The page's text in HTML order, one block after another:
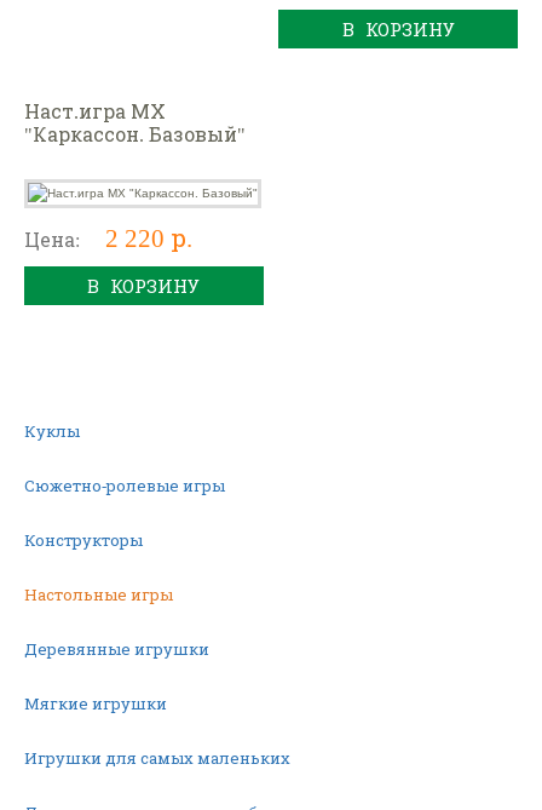
В КОРЗИНУ
Наст.игра МХ
"Каркассон. Базовый"
Цена: 2 220 р.
В КОРЗИНУ
Куклы
Сюжетно-ролевые игры
Конструкторы
Настольные игры
Деревянные игрушки
Мягкие игрушки
Игрушки для самых маленьких